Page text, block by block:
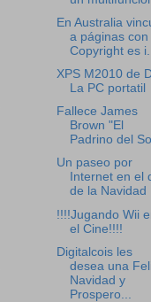
En Australia
a páginas con
Copyright es
XPS M2010 de
La PC portatil
Fallece James
Brown "El
Padrino del
Un paseo por
Internet en el
de la Navidad
!!!!Jugando Wii
el Cine!!!!
Digitalcois les
desea una
Navidad y
Prospero...